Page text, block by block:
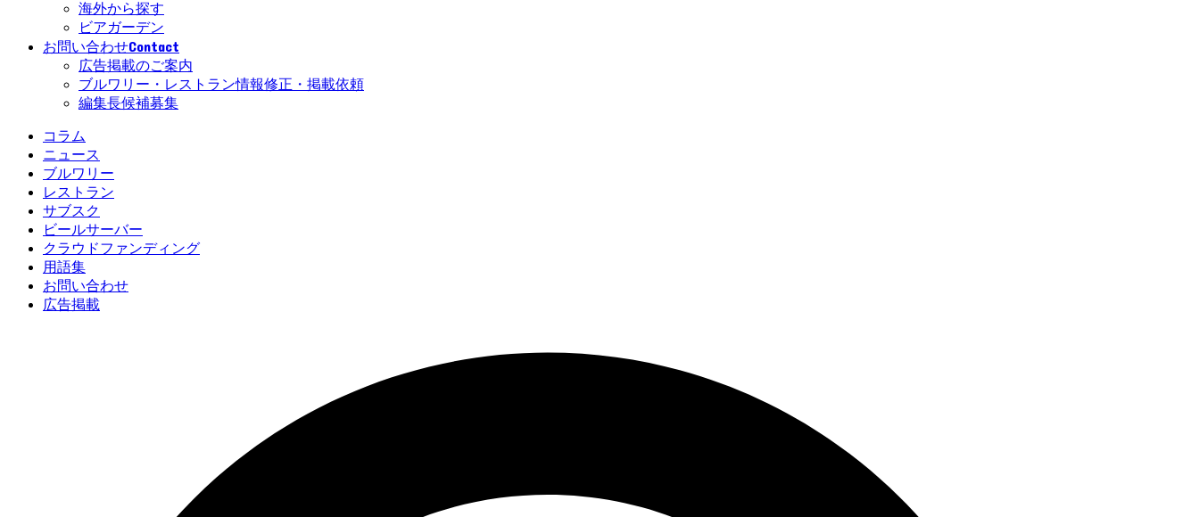
海外から探す
ビアガーデン
お問い合わせContact
広告掲載のご案内
ブルワリー・レストラン情報修正・掲載依頼
編集長候補募集
コラム
ニュース
ブルワリー
レストラン
サブスク
ビールサーバー
クラウドファンディング
用語集
お問い合わせ
広告掲載